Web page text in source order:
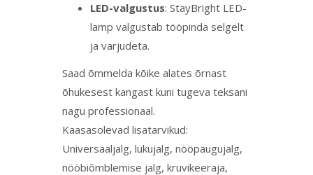
LED-valgustus: StayBright LED-
lamp valgustab tööpinda selgelt
ja varjudeta.
Saad õmmelda kõike alates õrnast
õhukesest kangast kuni tugeva teksani
nagu professionaal.
Kaasasolevad lisatarvikud:
Universaaljalg, lukujalg, nööpaugujalg,
nööbiõmblemise jalg, kruvikeeraja,